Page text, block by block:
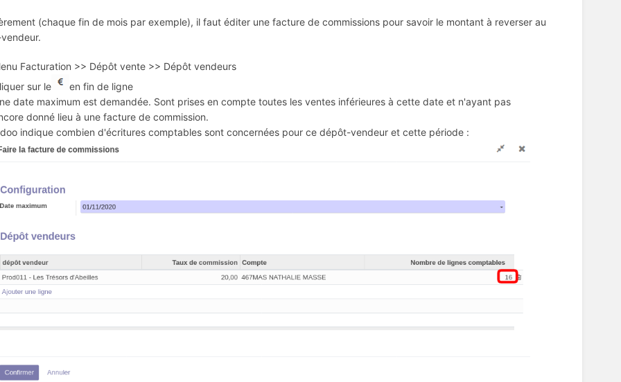
(chaque fin de mois par exemple), il faut éditer une facture de commissions pour savoir le montant à reverser au
Facturation >> Dépôt vente >> Dépôt vendeurs
sur le
en fin de ligne
date maximum est demandée. Sont prises en compte toutes les ventes inférieures à cette date et n'ayant pas
donné lieu à une facture de commission.
indique combien d'écritures comptables sont concernées pour ce dépôt-vendeur et cette période :